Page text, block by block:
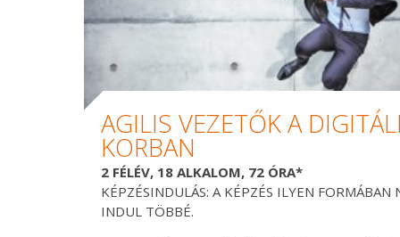
AGILIS VEZETŐK A
KORBAN
2 FÉLÉV, 18 ALKALOM, 72 ÓRA*
KÉPZÉSINDULÁS: A KÉPZÉS ILYEN FORMÁBAN
INDUL TÖBBÉ.